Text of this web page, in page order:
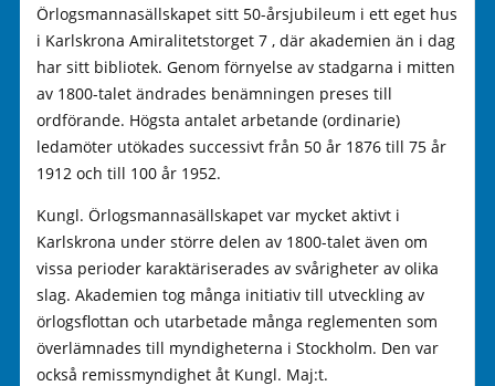
Örlogsmannasällskapet sitt 50-årsjubileum i ett eget hus
i Karlskrona Amiralitetstorget 7 , där akademien än i dag
har sitt bibliotek. Genom förnyelse av stadgarna i mitten
av 1800-talet ändrades benämningen preses till
ordförande. Högsta antalet arbetande (ordinarie)
ledamöter utökades successivt från 50 år 1876 till 75 år
1912 och till 100 år 1952.
Kungl. Örlogsmannasällskapet var mycket aktivt i
Karlskrona under större delen av 1800-talet även om
vissa perioder karaktäriserades av svårigheter av olika
slag. Akademien tog många initiativ till utveckling av
örlogsflottan och utarbetade många reglementen som
överlämnades till myndigheterna i Stockholm. Den var
också remissmyndighet åt Kungl. Maj:t.